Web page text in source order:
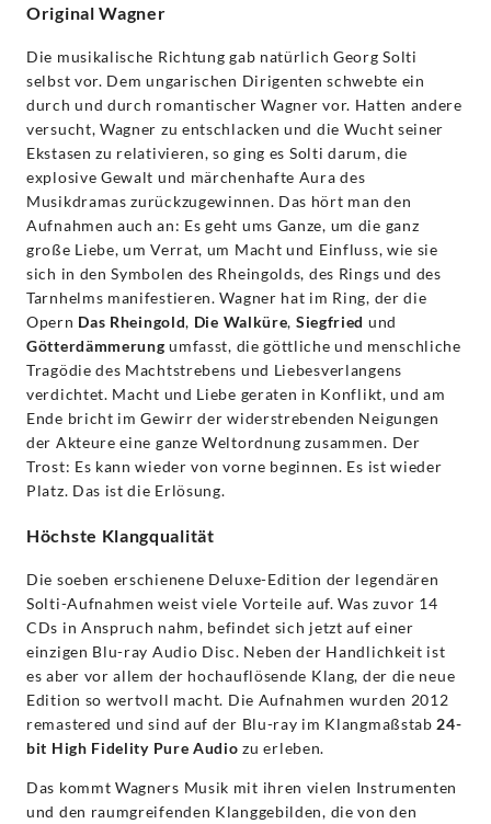
Original Wagner
Die musikalische Richtung gab natürlich Georg Solti
selbst vor. Dem ungarischen Dirigenten schwebte ein
durch und durch romantischer Wagner vor. Hatten andere
versucht, Wagner zu entschlacken und die Wucht seiner
Ekstasen zu relativieren, so ging es Solti darum, die
explosive Gewalt und märchenhafte Aura des
Musikdramas zurückzugewinnen. Das hört man den
Aufnahmen auch an: Es geht ums Ganze, um die ganz
große Liebe, um Verrat, um Macht und Einfluss, wie sie
sich in den Symbolen des Rheingolds, des Rings und des
Tarnhelms manifestieren. Wagner hat im Ring, der die
Opern Das Rheingold, Die Walküre, Siegfried und
Götterdämmerung umfasst, die göttliche und menschliche
Tragödie des Machtstrebens und Liebesverlangens
verdichtet. Macht und Liebe geraten in Konflikt, und am
Ende bricht im Gewirr der widerstrebenden Neigungen
der Akteure eine ganze Weltordnung zusammen. Der
Trost: Es kann wieder von vorne beginnen. Es ist wieder
Platz. Das ist die Erlösung.
Höchste Klangqualität
Die soeben erschienene Deluxe-Edition der legendären
Solti-Aufnahmen weist viele Vorteile auf. Was zuvor 14
CDs in Anspruch nahm, befindet sich jetzt auf einer
einzigen Blu-ray Audio Disc. Neben der Handlichkeit ist
es aber vor allem der hochauflösende Klang, der die neue
Edition so wertvoll macht. Die Aufnahmen wurden 2012
remastered und sind auf der Blu-ray im Klangmaßstab 24-
bit High Fidelity Pure Audio zu erleben.
Das kommt Wagners Musik mit ihren vielen Instrumenten
und den raumgreifenden Klanggebilden, die von den